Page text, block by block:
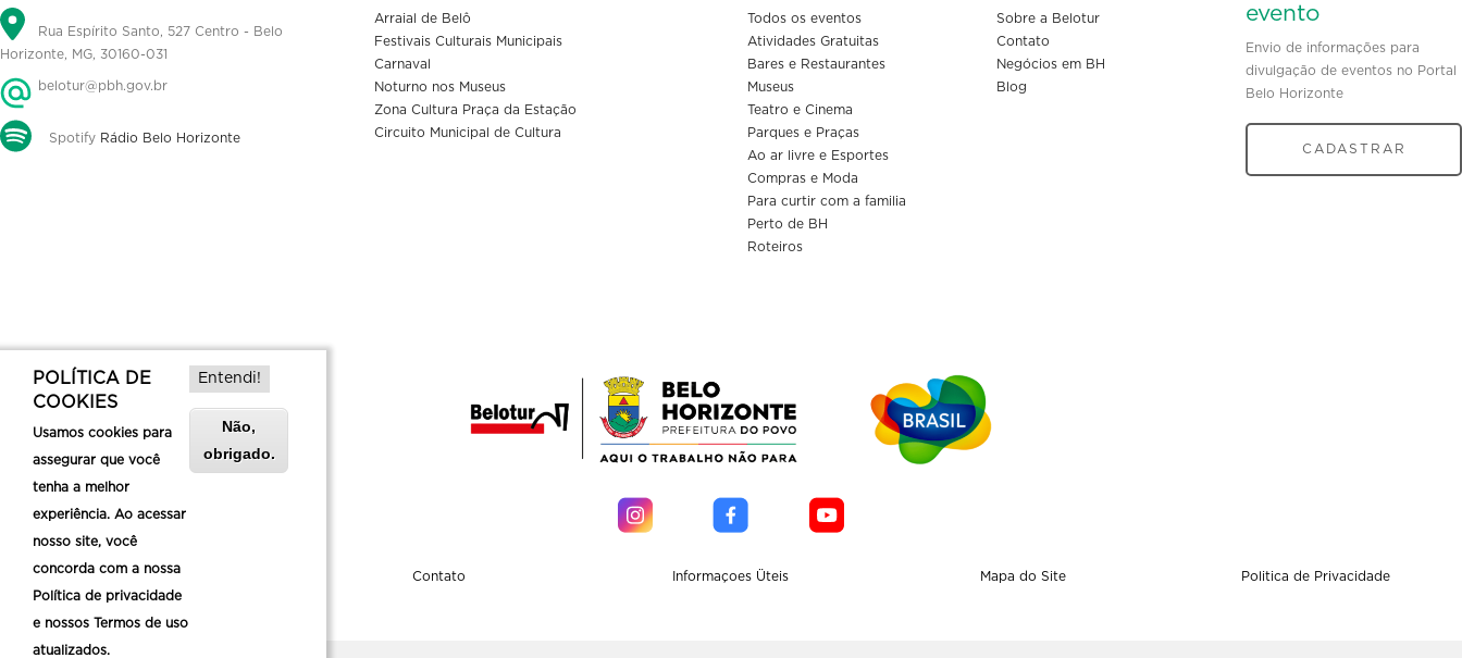
Rua Espírito Santo, 527 Centro - Belo
Horizonte, MG, 30160-031
belotur@pbh.gov.br
Spotify Rádio Belo Horizonte
Arraial de Belô
Festivais Culturais Municipais
Carnaval
Noturno nos Museus
Zona Cultura Praça da Estação
Circuito Municipal de Cultura
Todos os eventos
Atividades Gratuitas
Bares e Restaurantes
Museus
Teatro e Cinema
Parques e Praças
Ao ar livre e Esportes
Compras e Moda
Para curtir com a familia
Perto de BH
Roteiros
Sobre a Belotur
Contato
Negócios em BH
Blog
evento
Envio de informações para
divulgação de eventos no Portal
Belo Horizonte
CADASTRAR
Sobre a Belotur Contato Informaçoes Üteis Mapa do Site Politica de Privacidade
POLÍTICA DE
COOKIES
Usamos cookies para
assegurar que você
tenha a melhor
experiência. Ao acessar
nosso site, você
concorda com a nossa
Política de privacidade
e nossos Termos de uso
atualizados.
Entendi!
Não,
obrigado.